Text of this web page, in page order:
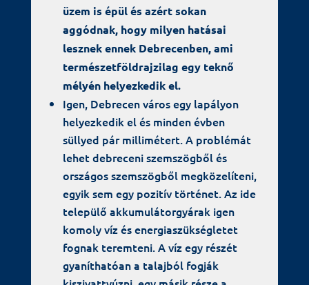
üzem is épül és azért sokan
aggódnak, hogy milyen hatásai
lesznek ennek Debrecenben, ami
természetföldrajzilag egy teknő
mélyén helyezkedik el.
Igen, Debrecen város egy lapályon
helyezkedik el és minden évben
süllyed pár millimétert. A problémát
lehet debreceni szemszögből és
országos szemszögből megközelíteni,
egyik sem egy pozitív történet. Az ide
települő akkumulátorgyárak igen
komoly víz és energiaszükségletet
fognak teremteni. A víz egy részét
gyaníthatóan a talajból fogják